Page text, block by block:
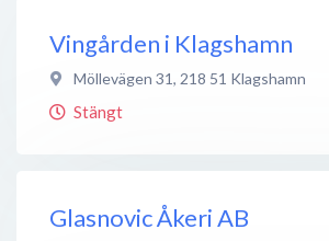
Vingården i Klagshamn
Möllevägen 31, 218 51 Klagshamn
Stängt
Glasnovic Åkeri AB